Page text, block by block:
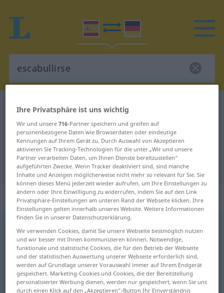
Spanisch-Deutsch Wörterbuch
Spanisch-Deutsch Übersetzung für
"escabullirse"
"escabullirse" Deutsch Übersetzung
„escabullirse“: verbo reflexivo
escabullirse
Übersicht aller Übersetzungen
(Für mehr Details die Übersetzung anklicken/antippen)
entgleiten, -schlüpfen, entwischen, sich
drücken
Ihre Privatsphäre ist uns wichtig
Wir und unsere716-Partner speichern und greifen auf
personenbezogene Daten wie Browserdaten oder eindeutige
Kennungen auf Ihrem Gerät zu. Durch Auswahl von Akzeptieren
aktivieren Sie Tracking-Technologien für die unter „Wir und unsere
Partner verarbeiten Daten, um Ihnen Dienste bereitzustellen“
aufgeführten Zwecke. Wenn Tracker deaktiviert sind, sind manche
Inhalte und Anzeigen möglicherweise nicht mehr so relevant für Sie. Sie
können dieses Menü jederzeit wieder aufrufen, um Ihre Einstellungen zu
ändern oder Ihre Einwilligung zu widerrufen, indem Sie auf den Link
Privatsphäre-Einstellungen am unteren Rand der Webseite klicken. Ihre
Einstellungen gelten innerhalb unseres Website. Weitere Informationen
finden Sie in unserer Datenschutzerklärung.
Wir verwenden Cookies, damit Sie unsere Webseite bestmöglich nutzen
und wir besser mit Ihnen kommunizieren können. Notwendige,
funktionale und statistische Cookies, die für den Betrieb der Webseite
und der statistischen Auswertung unserer Webseite erforderlich sind,
werden auf Grundlage unserer Vorauswahl immer auf Ihrem Endgerät
gespeichert. Marketing-Cookies und Cookies, die der Bereitstellung
personalisierter Werbung dienen, werden nur gespeichert, wenn Sie uns
durch einen Klick auf den „Akzeptieren“-Button Ihr Einverständnis